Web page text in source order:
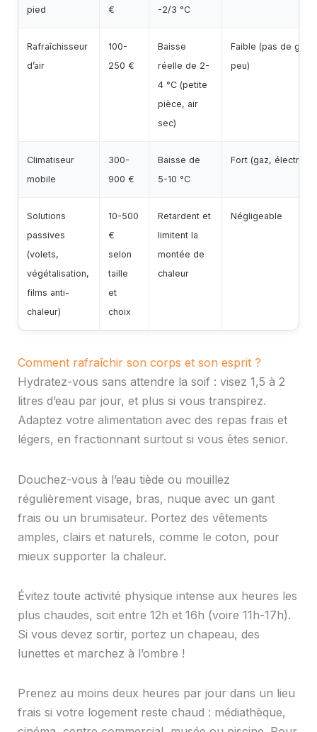
pied
€
-2/3 °C
Rafraîchisseur
d’air
100-
250 €
Baisse
réelle de 2-
4 °C (petite
pièce, air
sec)
Faible (pas de gaz,
peu)
Climatiseur
mobile
300-
900 €
Baisse de
5-10 °C
Fort (gaz,
Solutions
passives
(volets,
végétalisation,
films anti-
chaleur)
10-500
€
selon
taille
et
choix
Retardent et
limitent la
montée de
chaleur
Négligeable
Comment rafraîchir son corps et son esprit ?
Hydratez-vous sans attendre la soif : visez 1,5 à 2
litres d’eau par jour, et plus si vous transpirez.
Adaptez votre alimentation avec des repas frais et
légers, en fractionnant surtout si vous êtes senior.
Douchez-vous à l’eau tiède ou mouillez
régulièrement visage, bras, nuque avec un gant
frais ou un brumisateur. Portez des vêtements
amples, clairs et naturels, comme le coton, pour
mieux supporter la chaleur.
Évitez toute activité physique intense aux heures les
plus chaudes, soit entre 12h et 16h (voire 11h-17h).
Si vous devez sortir, portez un chapeau, des
lunettes et marchez à l’ombre !
Prenez au moins deux heures par jour dans un lieu
frais si votre logement reste chaud : médiathèque,